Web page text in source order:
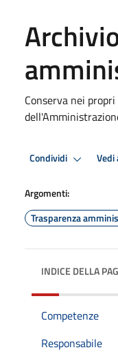
Conserva nei
Condividi Vedi
Argomenti:
Trasparenza
INDICE DELLA
Competenze
Responsabile